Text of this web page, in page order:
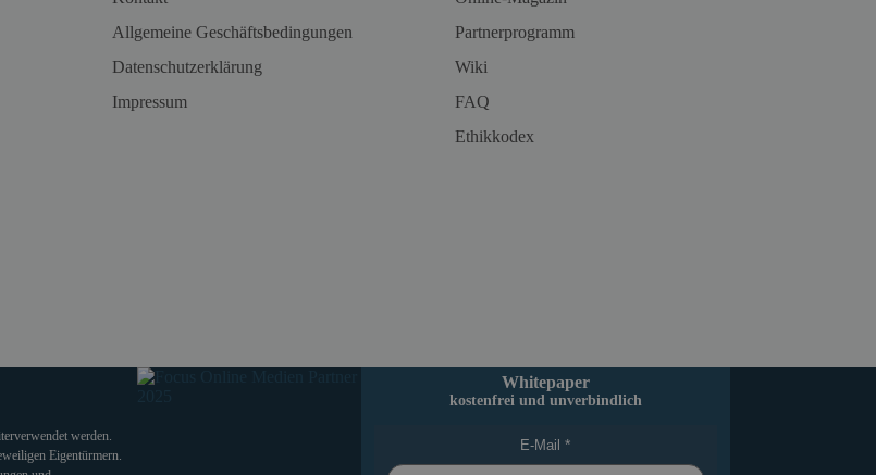
Allgemeine Geschäftsbedingungen
Datenschutzerklärung
Impressum
Partnerprogramm
Wiki
FAQ
Ethikkodex
werden.
Eigentürmern.
Whitepaper
kostenfrei und unverbindlich
E-Mail